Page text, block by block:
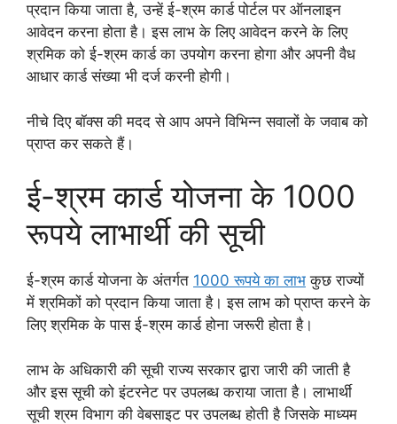
प्रदान किया जाता है, उन्हें ई-श्रम कार्ड पोर्टल पर ऑनलाइन
आवेदन करना होता है। इस लाभ के लिए आवेदन करने के लिए
श्रमिक को ई-श्रम कार्ड का उपयोग करना होगा और अपनी वैध
आधार कार्ड संख्या भी दर्ज करनी होगी।
नीचे दिए बॉक्स की मदद से आप अपने विभिन्न सवालों के जवाब को
प्राप्त कर सकते हैं।
ई-श्रम कार्ड योजना के 1000
रूपये लाभार्थी की सूची
ई-श्रम कार्ड योजना के अंतर्गत 1000 रूपये का लाभ कुछ राज्यों
में श्रमिकों को प्रदान किया जाता है। इस लाभ को प्राप्त करने के
लिए श्रमिक के पास ई-श्रम कार्ड होना जरूरी होता है।
लाभ के अधिकारी की सूची राज्य सरकार द्वारा जारी की जाती है
और इस सूची को इंटरनेट पर उपलब्ध कराया जाता है। लाभार्थी
सूची श्रम विभाग की वेबसाइट पर उपलब्ध होती है जिसके माध्यम